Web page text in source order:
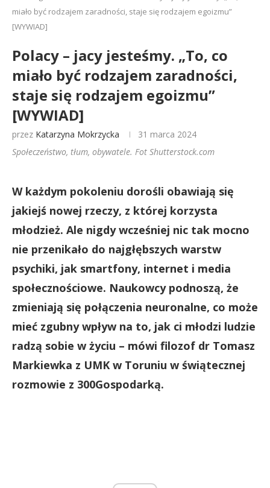
miało być rodzajem zaradności, staje się rodzajem egoizmu”
[WYWIAD]
Polacy – jacy jesteśmy. „To, co
miało być rodzajem zaradności,
staje się rodzajem egoizmu”
[WYWIAD]
przez Katarzyna Mokrzycka
31 marca 2024
Społeczeństwo, tłum, obywatele. Fot Shutterstock.com
W każdym pokoleniu dorośli obawiają się
jakiejś nowej rzeczy, z której korzysta
młodzież. Ale nigdy wcześniej nic tak mocno
nie przenikało do najgłębszych warstw
psychiki, jak smartfony, internet i media
społecznościowe. Naukowcy podnoszą, że
zmieniają się połączenia neuronalne, co może
mieć zgubny wpływ na to, jak ci młodzi ludzie
radzą sobie w życiu – mówi filozof dr Tomasz
Markiewka z UMK w Toruniu w świątecznej
rozmowie z 300Gospodarką.